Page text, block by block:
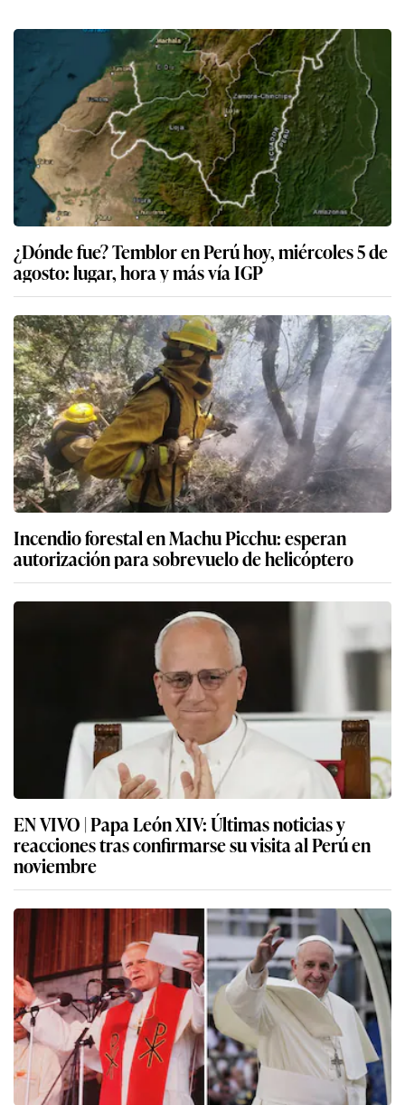
¿Dónde fue? Temblor en Perú hoy, miércoles 5 de
agosto: lugar, hora y más vía IGP
Incendio forestal en Machu Picchu: esperan
autorización para sobrevuelo de helicóptero
EN VIVO | Papa León XIV: Últimas noticias y
reacciones tras confirmarse su visita al Perú en
noviembre